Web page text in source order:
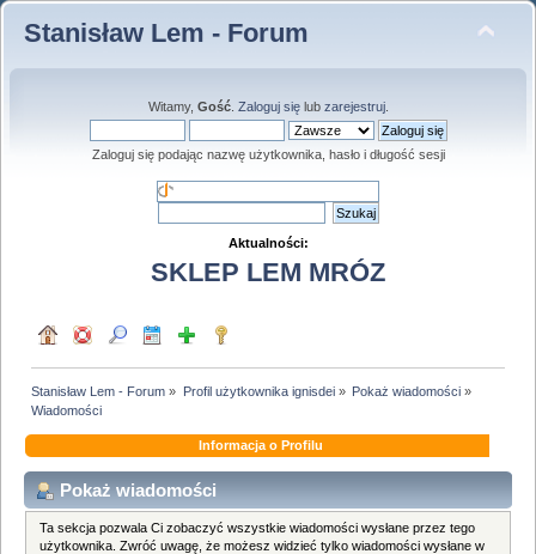
Stanisław Lem - Forum
Witamy, Gość. Zaloguj sięlub zarejestruj.
Zaloguj się podając nazwę użytkownika, hasło i długość sesji
Aktualności:
SKLEP LEM MRÓZ
Stanisław Lem - Forum » Profil użytkownika ignisdei» Pokaż wiadomości»
Wiadomości
Informacja o Profilu
Pokaż wiadomości
Ta sekcja pozwala Ci zobaczyć wszystkie wiadomości wysłane przez tego
użytkownika. Zwróć uwagę, że możesz widzieć tylko wiadomości wysłane w